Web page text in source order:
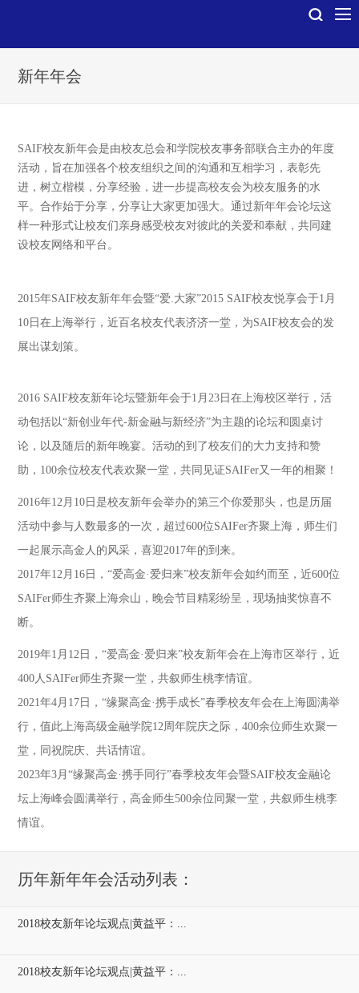
新年年会
SAIF校友新年会是由校友总会和学院校友事务部联合主办的年度
活动，旨在加强各个校友组织之间的沟通和互相学习，表彰先
进，树立楷模，分享经验，进一步提高校友会为校友服务的水
平。合作始于分享，分享让大家更加强大。通过新年年会论坛这
样一种形式让校友们亲身感受校友对彼此的关爱和奉献，共同建
设校友网络和平台。
2015年SAIF校友新年年会暨“爱.大家”2015 SAIF校友悦享会于1月
10日在上海举行，近百名校友代表济济一堂，为SAIF校友会的发
展出谋划策。
2016 SAIF校友新年论坛暨新年会于1月23日在上海校区举行，活
动包括以“新创业年代-新金融与新经济”为主题的论坛和圆桌讨
论，以及随后的新年晚宴。活动的到了校友们的大力支持和赞
助，100余位校友代表欢聚一堂，共同见证SAIFer又一年的相聚！
2016年12月10日是校友新年会举办的第三个你爱那头，也是历届
活动中参与人数最多的一次，超过600位SAIFer齐聚上海，师生们
一起展示高金人的风采，喜迎2017年的到来。
2017年12月16日，“爱高金·爱归来”校友新年会如约而至，近600位
SAIFer师生齐聚上海佘山，晚会节目精彩纷呈，现场抽奖惊喜不
断。
2019年1月12日，“爱高金·爱归来”校友新年会在上海市区举行，近
400人SAIFer师生齐聚一堂，共叙师生桃李情谊。
2021年4月17日，“缘聚高金·携手成长”春季校友年会在上海圆满举
行，值此上海高级金融学院12周年院庆之际，400余位师生欢聚一
堂，同祝院庆、共话情谊。
2023年3月“缘聚高金·携手同行”春季校友年会暨SAIF校友金融论
坛上海峰会圆满举行，高金师生500余位同聚一堂，共叙师生桃李
情谊。
历年新年年会活动列表：
2018校友新年论坛观点|黄益平：...
2018校友新年论坛观点|黄益平：...